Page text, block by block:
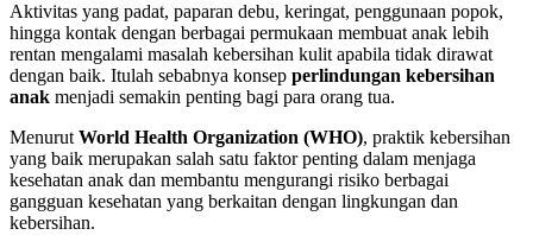
Aktivitas yang padat, paparan debu, keringat, penggunaan popok,
hingga kontak dengan berbagai permukaan membuat anak lebih
rentan mengalami masalah kebersihan kulit apabila tidak dirawat
dengan baik. Itulah sebabnya konsep perlindungan kebersihan
anak menjadi semakin penting bagi para orang tua.
Menurut World Health Organization (WHO), praktik kebersihan
yang baik merupakan salah satu faktor penting dalam menjaga
kesehatan anak dan membantu mengurangi risiko berbagai
gangguan kesehatan yang berkaitan dengan lingkungan dan
kebersihan.